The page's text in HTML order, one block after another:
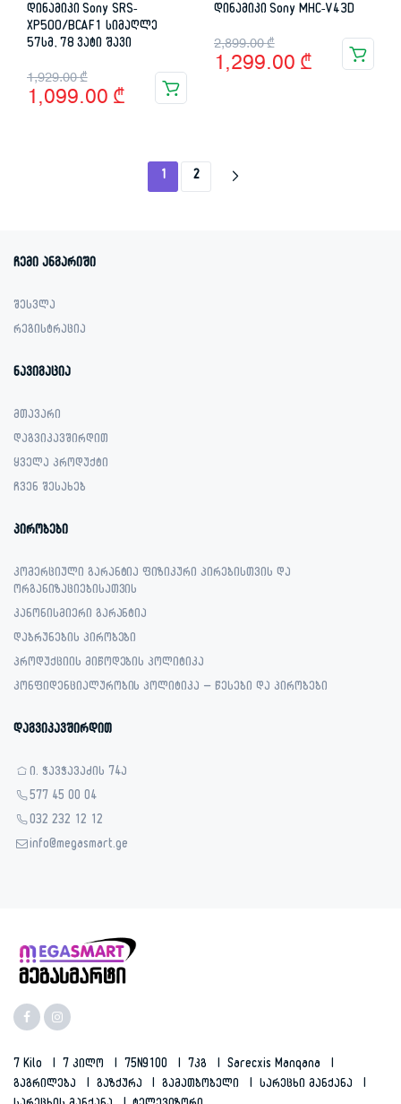
დინამიკი Sony SRS-
XP500/BCAF1 სიმაღლე
57სმ, 78 ვატი შავი
1,929.00₾
Original
price
1,099.00 ₾
Current
price
დინამიკი Sony MHC-V43D
2,899.00₾
Original
price
1,299.00 ₾
Current
price
1 2
ჩემი ანგარიში
შესვლა
რეგისტრაცია
ნავიგაცია
მთავარი
დაგვიკავშირდით
ყველა პროდუქტი
ჩვენ შესახებ
პირობები
კომერციული გარანტია ფიზიკური პირებისთვის და
ორგანიზაციებისათვის
კანონისმიერი გარანტია
დაბრუნების პირობები
პროდუქციის მიწოდების პოლიტიკა
კონფიდენციალურობის პოლიტიკა – წესები და პირობები
დაგვიკავშირდით
ი. ჭავჭავაძის 74ა
577 45 00 04
032 232 12 12
info@megasmart.ge
7 Kilo 7 Კილო 75N9100 7კგ
Sarecxis Manqana
Გაგრილება
Გაზქურა Გამათბობელი
Სარეცხი Მანქანა